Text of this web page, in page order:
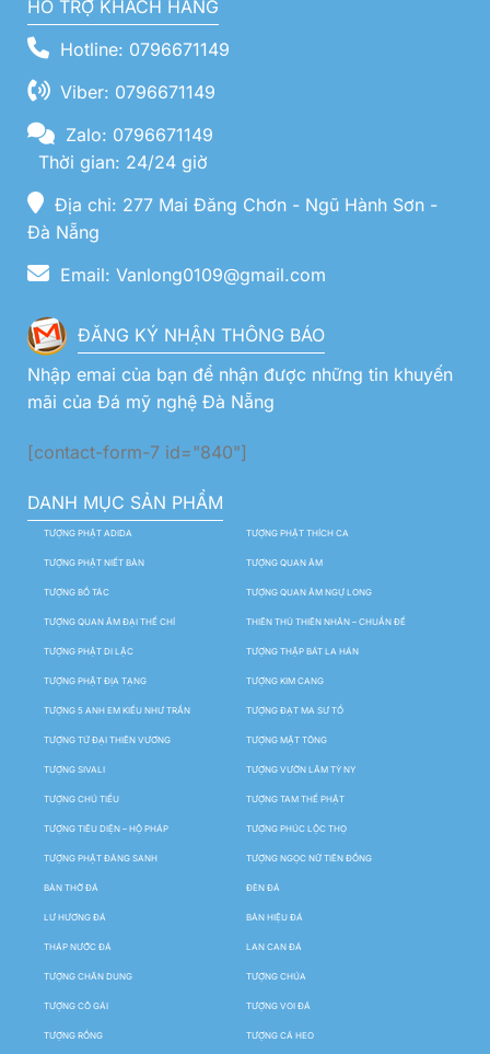
HỖ TRỢ KHÁCH HÀNG
Hotline: 0796671149
Viber: 0796671149
Zalo: 0796671149
Thời gian: 24/24 giờ
Địa chỉ: 277 Mai Đăng Chơn - Ngũ Hành Sơn -
Đà Nẵng
Email: Vanlong0109@gmail.com
ĐĂNG KÝ NHẬN THÔNG BÁO
Nhập emai của bạn để nhận được những tin khuyến
mãi của Đá mỹ nghệ Đà Nẵng
[contact-form-7 id="840"]
DANH MỤC SẢN PHẨM
TƯỢNG PHẬT ADIDA TƯỢNG PHẬT THÍCH CA
TƯỢNG PHẬT NIẾT BÀN TƯỢNG QUAN ÂM
TƯỢNG BỒ TÁC TƯỢNG QUAN ÂM NGỰ LONG
TƯỢNG QUAN ÂM ĐẠI THẾ CHÍ THIÊN THỦ THIÊN NHÃN – CHUẨN ĐỀ
TƯỢNG PHẬT DI LẶC TƯỢNG THẬP BÁT LA HÁN
TƯỢNG PHẬT ĐỊA TẠNG TƯỢNG KIM CANG
TƯỢNG 5 ANH EM KIỀU NHƯ TRẦN TƯỢNG ĐẠT MA SƯ TỔ
TƯỢNG TỨ ĐẠI THIÊN VƯƠNG TƯỢNG MẬT TÔNG
TƯỢNG SIVALI TƯỢNG VƯỜN LÂM TỲ NY
TƯỢNG CHÚ TIỂU TƯỢNG TAM THẾ PHẬT
TƯỢNG TIÊU DIỆN – HỘ PHÁP TƯỢNG PHÚC LỘC THỌ
TƯỢNG PHẬT ĐẢNG SANH TƯỢNG NGỌC NỮ TIÊN ĐỒNG
BÀN THỜ ĐÁ ĐÈN ĐÁ
LƯ HƯƠNG ĐÁ BẢN HIỆU ĐÁ
THÁP NƯỚC ĐÁ LAN CAN ĐÁ
TƯỢNG CHÂN DUNG TƯỢNG CHÚA
TƯỢNG CÔ GÁI TƯỢNG VOI ĐÁ
TƯỢNG RỒNG TƯỢNG CÁ HEO